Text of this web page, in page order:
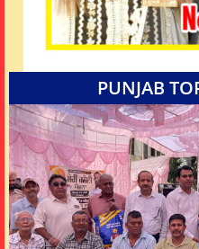
PUNJAB